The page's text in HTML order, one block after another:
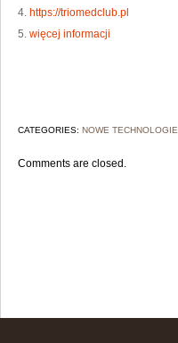
4. https://triomedclub.pl
5. więcej informacji
CATEGORIES: NOWE TECHNOLOGIE
Comments are closed.